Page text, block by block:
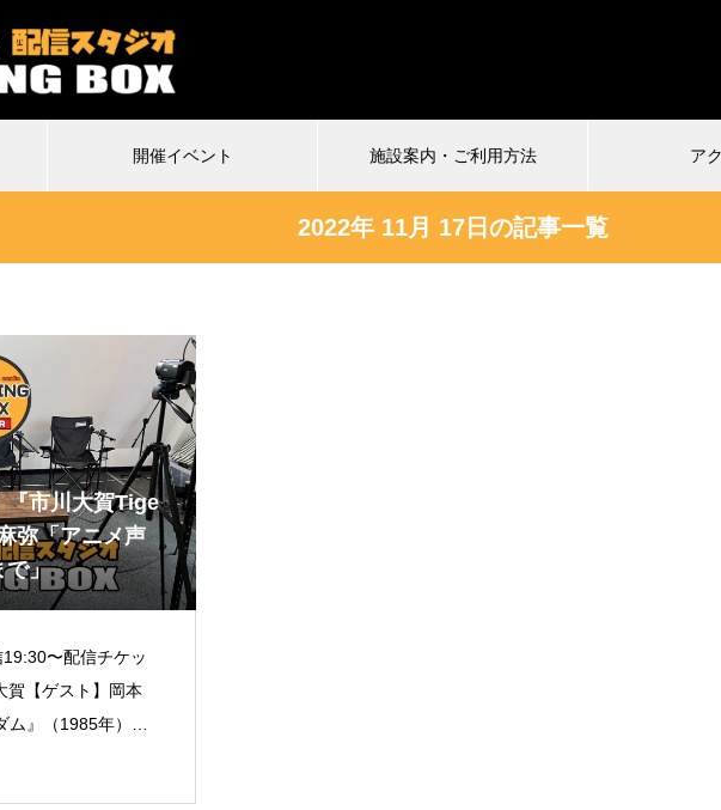
開催イベント 施設案内・ご利用方法 ア
受付中
界に
は多分
2026.07.04
不謹慎VS珍アニメ ヘンテコ対決
Δ(デルタ)6
2022年 11月 17日の記事一覧
『市川大賀Tige
弥「アニメ声
で」
〜配信チケッ
賀【ゲスト】岡本
』（1985年）ヒ
ら今までを、声優